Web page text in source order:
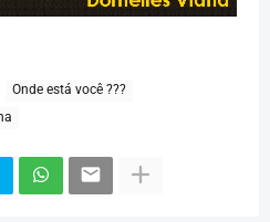
Onde está você ???